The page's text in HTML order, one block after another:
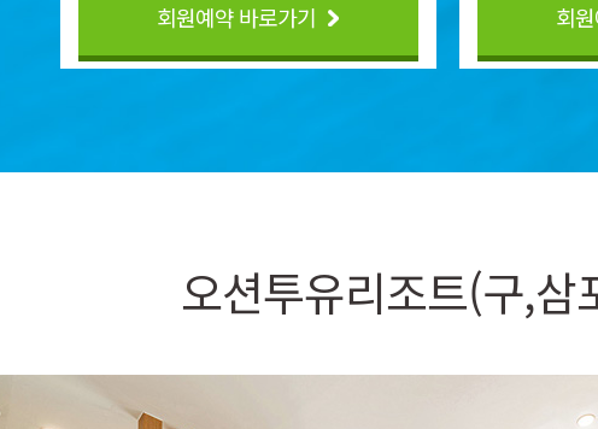
회원예약 바로가기 회
오션투유리조트(구,삼